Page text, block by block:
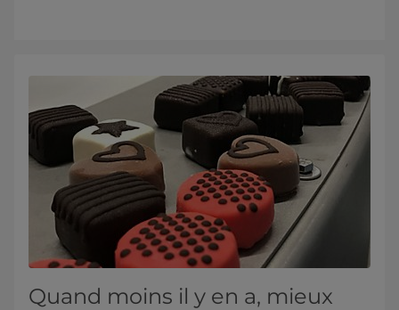
Quand moins il y en a, mieux